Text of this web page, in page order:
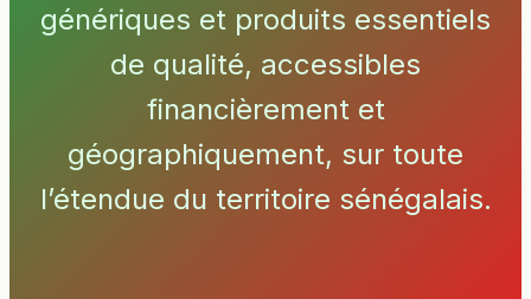
génériques et produits essentiels
de qualité, accessibles
financièrement et
géographiquement, sur toute
l’étendue du territoire sénégalais.